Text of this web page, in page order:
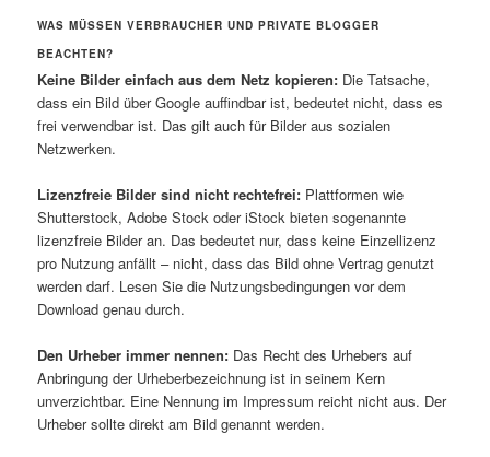
WAS MÜSSEN VERBRAUCHER UND PRIVATE BLOGGER
BEACHTEN?
Keine Bilder einfach aus dem Netz kopieren: Die Tatsache,
dass ein Bild über Google auffindbar ist, bedeutet nicht, dass es
frei verwendbar ist. Das gilt auch für Bilder aus sozialen
Netzwerken.
Lizenzfreie Bilder sind nicht rechtefrei: Plattformen wie
Shutterstock, Adobe Stock oder iStock bieten sogenannte
lizenzfreie Bilder an. Das bedeutet nur, dass keine Einzellizenz
pro Nutzung anfällt – nicht, dass das Bild ohne Vertrag genutzt
werden darf. Lesen Sie die Nutzungsbedingungen vor dem
Download genau durch.
Den Urheber immer nennen: Das Recht des Urhebers auf
Anbringung der Urheberbezeichnung ist in seinem Kern
unverzichtbar. Eine Nennung im Impressum reicht nicht aus. Der
Urheber sollte direkt am Bild genannt werden.